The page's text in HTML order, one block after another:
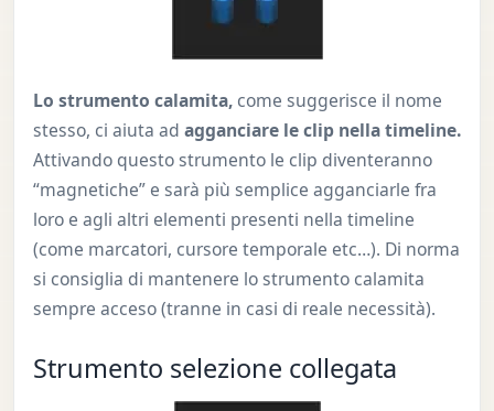
Lo strumento calamita,come suggerisce il nome
stesso, ci aiuta ad agganciare le clip nella timeline.
Attivando questo strumento le clip diventeranno
“magnetiche” e sarà più semplice agganciarle fra
loro e agli altri elementi presenti nella timeline
(come marcatori, cursore temporale etc…). Di norma
si consiglia di mantenere lo strumento calamita
sempre acceso (tranne in casi di reale necessità).
Strumento selezione collegata